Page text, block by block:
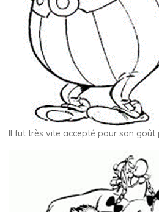
Il fut très vite accepté pour son goût